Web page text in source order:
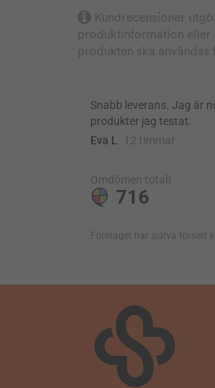
Denise
Verifierad
Ser mindre stora
e korn som spridits ut
2024-08-15
Använt i flera år verkar
Susan
Verifierad
2024-08-02
Anonym
Verifierad
2024-07-28
Kundrecensioner
produktinformation eller
produkten ska användas